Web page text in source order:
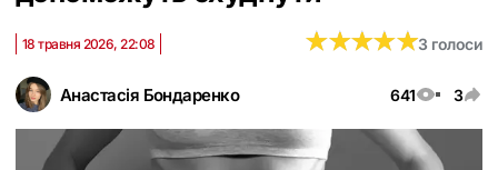
Анастасія Бондаренко 641 3
18 травня 2026, 22:08 ★★★★★
★★★★★3 голоси